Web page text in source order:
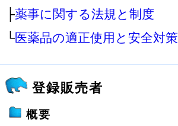
├薬事に関する法規と制度
└医薬品の適正使用と安全対策
登録販売者
概要